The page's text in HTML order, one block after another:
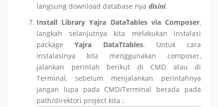
langsung download database nya disini.
Install Library Yajra DataTables via Composer,
langkah selanjutnya kita melakukan instalasi
packageYajra DataTtables. Untuk cara
instalasinya kita menggunakan composer,
jalankan perintah berikut di CMD atau di
Terminal, sebelum menjalankan perintahnya
jangan lupa pada CMD/Terminal berada pada
path/direktori project kita :